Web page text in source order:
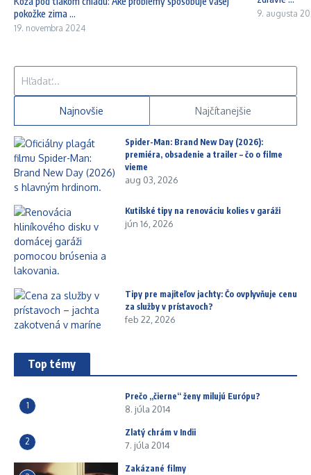
pokožke zima ...
19. novembra 2024
9. augusta
Najnovšie Najčítanejšie
Spider-Man: Brand New Day (2026):
premiéra, obsadenie a trailer – čo o filme
vieme
aug 03, 2026
Kutilské tipy na renováciu kolies v garáži
jún 16, 2026
Tipy pre majiteľov jachty: Čo ovplyvňuje cenu
za služby v prístavoch?
feb 22, 2026
Top témy
1
Prečo „čierne“ ženy milujú Európu?
8. júla 2014
2
Zlatý chrám v Indii
7. júla 2014
Zakázané filmy